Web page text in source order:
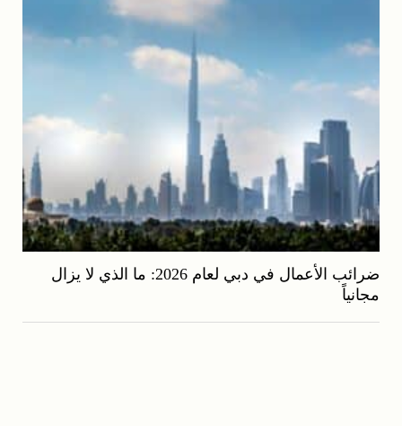
ضرائب الأعمال في دبي لعام 2026: ما الذي لا يزال
مجانياً